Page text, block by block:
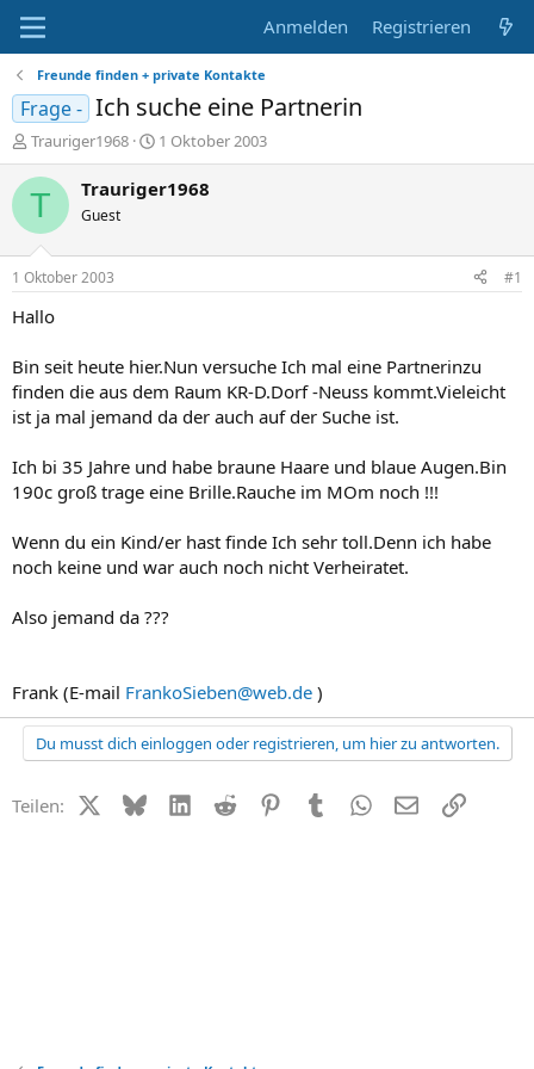
Anmelden Registrieren
Freunde finden + private Kontakte
Frage - Ich suche eine Partnerin
E
r
s
t
l
e
r
Trauriger1968
E
r
s
t
1 Oktober 2003
T Trauriger1968
Guest
1 Oktober 2003 #1
Hallo
Bin seit heute hier.Nun versuche Ich mal eine Partnerinzu
finden die aus dem Raum KR-D.Dorf -Neuss kommt.Vieleicht
ist ja mal jemand da der auch auf der Suche ist.
Ich bi 35 Jahre und habe braune Haare und blaue Augen.Bin
190c groß trage eine Brille.Rauche im MOm noch !!!
Wenn du ein Kind/er hast finde Ich sehr toll.Denn ich habe
noch keine und war auch noch nicht Verheiratet.
Also jemand da ???
Frank (E-mail FrankoSieben@web.de )
Du musst dich einloggen oder registrieren, um hier zu antworten.
Teilen: X (Twitter)
BlueskyLinkedIn
Reddit PinterestTumblr WhatsApp
E-MailLink